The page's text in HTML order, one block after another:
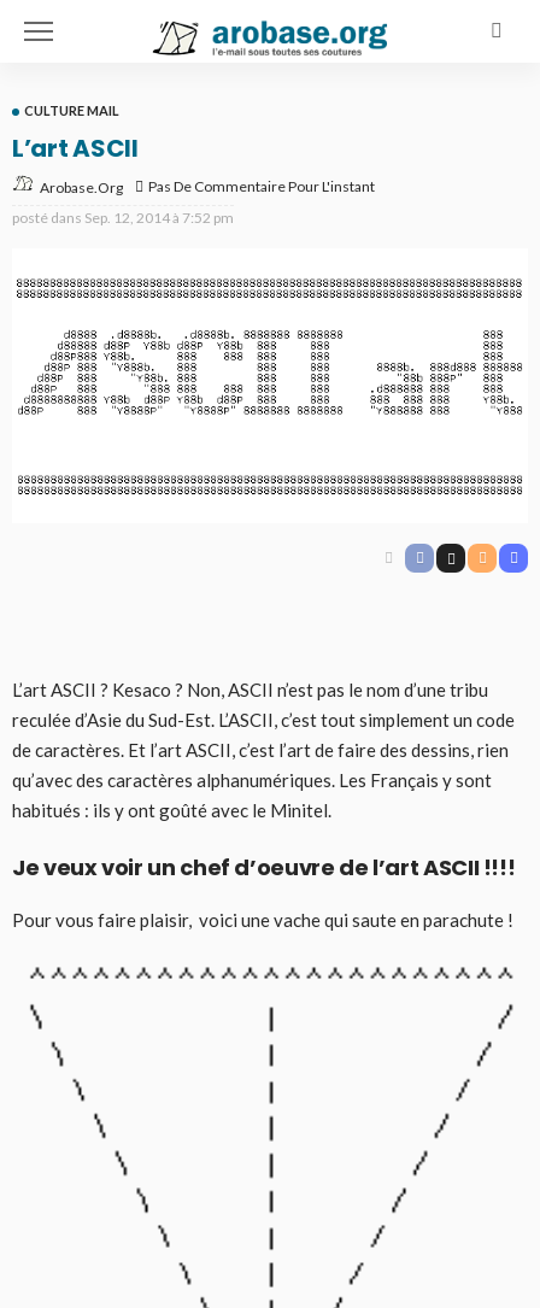
CULTURE MAIL
L’art ASCII
Arobase.org
Pas De Commentaire Pour L'instant
posté dans Sep. 12, 2014 à 7:52 pm
L’art ASCII ? Kesaco ? Non, ASCII n’est pas le nom d’une tribu
reculée d’Asie du Sud-Est. L’ASCII, c’est tout simplement un code
de caractères. Et l’art ASCII, c’est l’art de faire des dessins, rien
qu’avec des caractères alphanumériques. Les Français y sont
habitués : ils y ont goûté avec le Minitel.
Je veux voir un chef d’oeuvre de l’art ASCII !!!!
Pour vous faire plaisir, voici une vache qui saute en parachute !